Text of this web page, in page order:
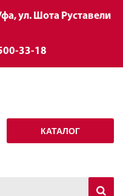
ул. Шота Руставели
33-18
КАТАЛОГ